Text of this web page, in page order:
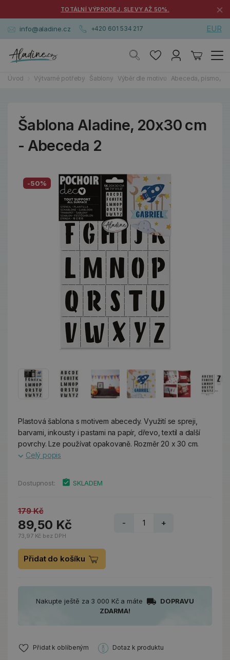
TOTÁLNÍ VÝPRODEJ. SLEVY AŽ 50%. ×
info@aladine.cz +420 601 534 217 EUR
Úvod Výtvarné potřeby Šablony Výběr dle motivu Abeceda, písmo,
Šablona Aladine, 20x30 cm
- Abeceda 2
-50%
Plastová šablona s motivem abecedy. Využití se spreji,
barvami, inkousty i pastami na papír, dřevo, textil a další
povrchy. Lze používat opakovaně. Rozměr 20 x 30 cm.
Celý popis
Dostupnost: SKLADEM
179 Kč
89,50 Kč
73,97 Kč bez DPH
- +
Přidat do košíku
Nakupte ještě za 3 000 Kč a máte
DOPRAVU
ZDARMA!
Přidat k oblíbeným Dotaz k produktu